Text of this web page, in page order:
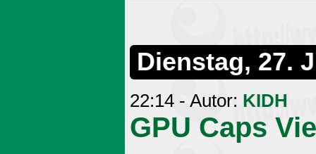
Dienstag, 27.
22:14 - Autor: KIDH
GPU Caps